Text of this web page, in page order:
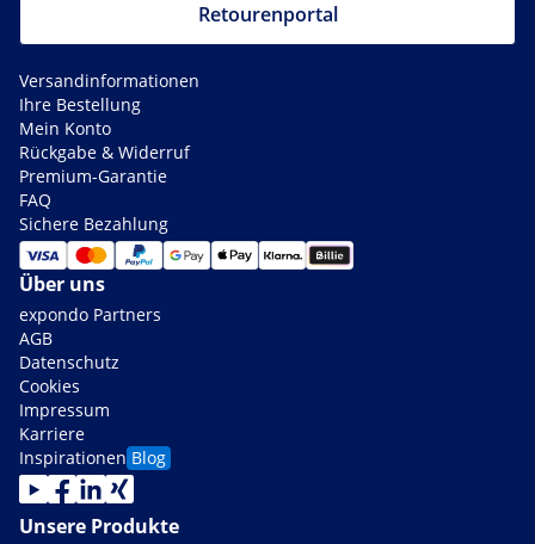
Retourenportal
Versandinformationen
Ihre Bestellung
Mein Konto
Rückgabe & Widerruf
Premium-Garantie
FAQ
Sichere Bezahlung
Über uns
expondo Partners
AGB
Datenschutz
Cookies
Impressum
Karriere
Inspirationen Blog
Unsere Produkte